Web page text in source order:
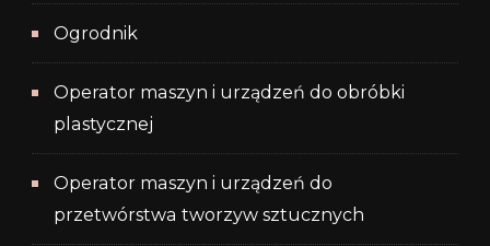
Ogrodnik
Operator maszyn i urządzeń do obróbki
plastycznej
Operator maszyn i urządzeń do
przetwórstwa tworzyw sztucznych